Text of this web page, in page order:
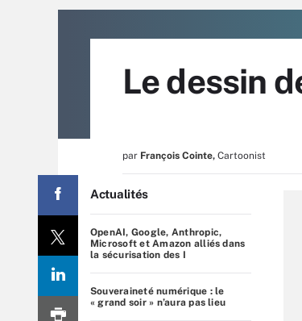
Le dessin
par François Cointe, Cartoonist
Actualités
OpenAI, Google, Anthropic,
Microsoft et Amazon alliés dans
la sécurisation des I
Souveraineté numérique : le
« grand soir » n’aura pas lieu